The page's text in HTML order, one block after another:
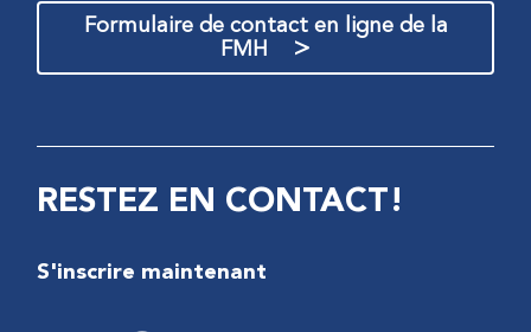
Formulaire de contact en ligne de la
FMH
>
RESTEZ EN CONTACT!
S'inscrire maintenant